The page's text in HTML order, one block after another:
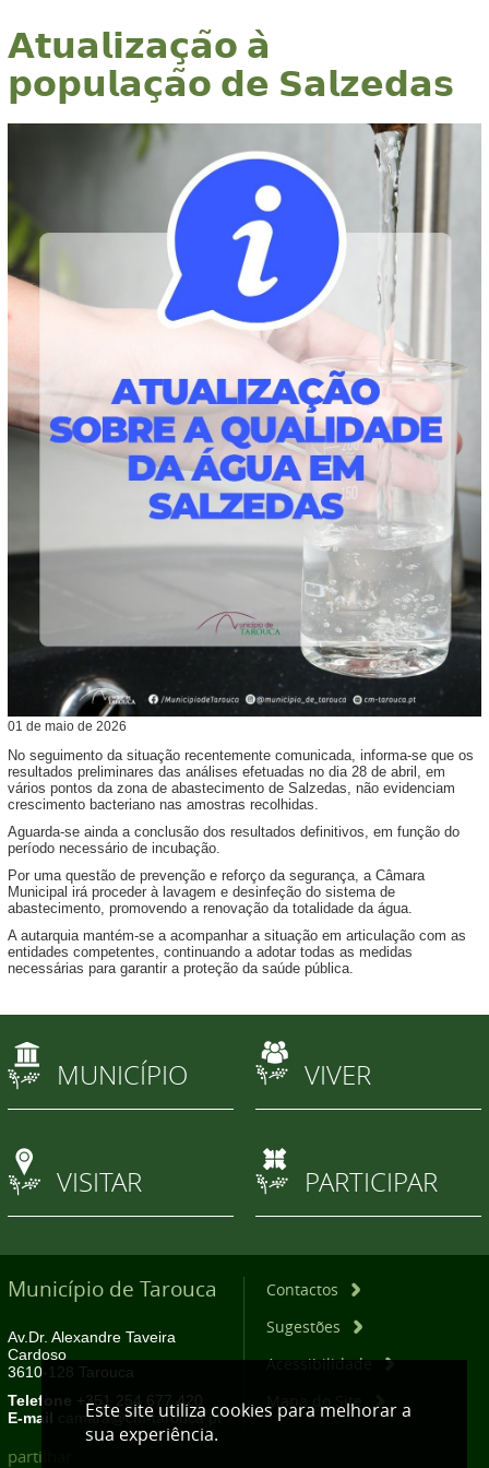
𝗔𝘁𝘂𝗮𝗹𝗶𝘇𝗮𝗰̧𝗮̃𝗼 𝗮̀
𝗽𝗼𝗽𝘂𝗹𝗮𝗰̧𝗮̃𝗼 𝗱𝗲 𝗦𝗮𝗹𝘇𝗲𝗱𝗮𝘀
01 de maio de 2026
No seguimento da situação recentemente comunicada, informa-se que os
resultados preliminares das análises efetuadas no dia 28 de abril, em
vários pontos da zona de abastecimento de Salzedas, não evidenciam
crescimento bacteriano nas amostras recolhidas.
Aguarda-se ainda a conclusão dos resultados definitivos, em função do
período necessário de incubação.
Por uma questão de prevenção e reforço da segurança, a Câmara
Municipal irá proceder à lavagem e desinfeção do sistema de
abastecimento, promovendo a renovação da totalidade da água.
A autarquia mantém-se a acompanhar a situação em articulação com as
entidades competentes, continuando a adotar todas as medidas
necessárias para garantir a proteção da saúde pública.
MUNICÍPIO VIVER
VISITAR PARTICIPAR
Município de Tarouca
Av.Dr. Alexandre Taveira
Cardoso
3610-128 Tarouca
Telefone +351 254 677 420
E-mail
camara@cm-tarouca.pt
Contactos
Sugestões
Acessibilidade
Mapa do Site
partilhar
Este site utiliza cookies para melhorar a
sua experiência.